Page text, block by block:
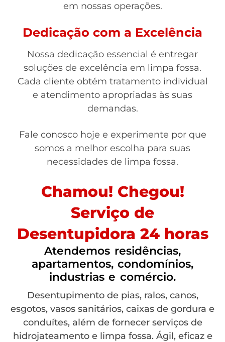
em nossas operações.
Dedicação com a Excelência
Nossa dedicação essencial é entregar
soluções de excelência em limpa fossa.
Cada cliente obtém tratamento individual
e atendimento apropriadas às suas
demandas.
Fale conosco hoje e experimente por que
somos a melhor escolha para suas
necessidades de limpa fossa.
Chamou! Chegou!
Serviço de
Desentupidora 24 horas
Atendemos residências,
apartamentos, condomínios,
industrias e comércio.
Desentupimento de pias, ralos, canos,
esgotos, vasos sanitários, caixas de gordura e
conduítes, além de fornecer serviços de
hidrojateamento e limpa fossa. Ágil, eficaz e